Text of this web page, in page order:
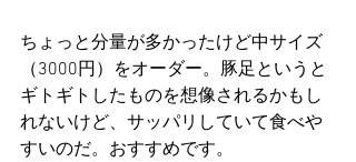
ちょっと分量が多かったけど中サイズ
（3000円）をオーダー。豚足というと
ギトギトしたものを想像されるかもし
れないけど、サッパリしていて食べや
すいのだ。おすすめです。